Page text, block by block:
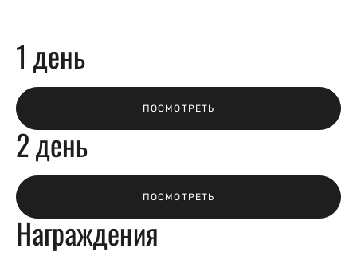
1 день
ПОСМОТРЕТЬ
2 день
ПОСМОТРЕТЬ
Награждения